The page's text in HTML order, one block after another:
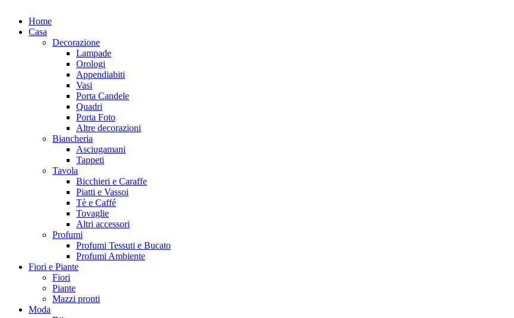
Home
Casa
Decorazione
Lampade
Orologi
Appendiabiti
Vasi
Porta Candele
Quadri
Porta Foto
Altre decorazioni
Biancheria
Asciugamani
Tappeti
Tavola
Bicchieri e Caraffe
Piatti e Vassoi
Tè e Caffé
Tovaglie
Altri accessori
Profumi
Profumi Tessuti e Bucato
Profumi Ambiente
Fiori e Piante
Fiori
Piante
Mazzi pronti
Moda